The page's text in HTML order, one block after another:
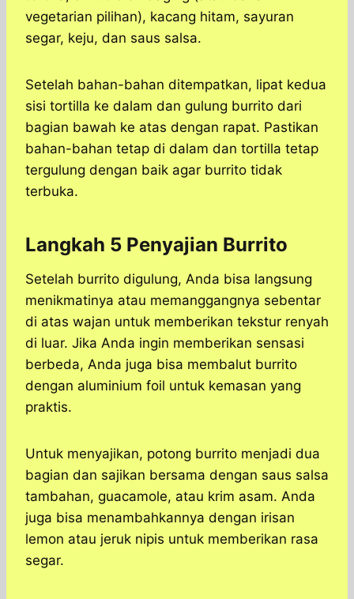
vegetarian pilihan), kacang hitam, sayuran
segar, keju, dan saus salsa.
Setelah bahan-bahan ditempatkan, lipat kedua
sisi tortilla ke dalam dan gulung burrito dari
bagian bawah ke atas dengan rapat. Pastikan
bahan-bahan tetap di dalam dan tortilla tetap
tergulung dengan baik agar burrito tidak
terbuka.
Langkah 5 Penyajian Burrito
Setelah burrito digulung, Anda bisa langsung
menikmatinya atau memanggangnya sebentar
di atas wajan untuk memberikan tekstur renyah
di luar. Jika Anda ingin memberikan sensasi
berbeda, Anda juga bisa membalut burrito
dengan aluminium foil untuk kemasan yang
praktis.
Untuk menyajikan, potong burrito menjadi dua
bagian dan sajikan bersama dengan saus salsa
tambahan, guacamole, atau krim asam. Anda
juga bisa menambahkannya dengan irisan
lemon atau jeruk nipis untuk memberikan rasa
segar.